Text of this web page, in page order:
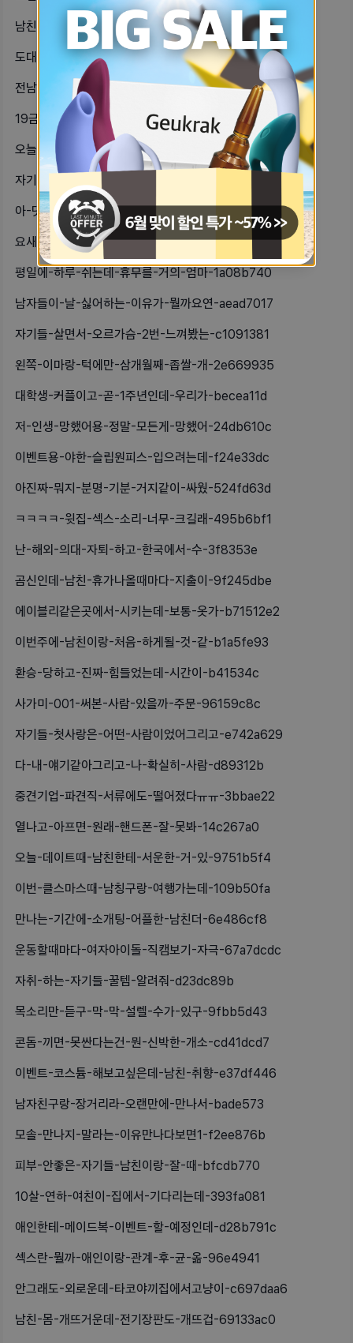
남친-갸웃김-내가-방금-뜬금없이-자기-fad7fc63
도대체-이런-치마에는-뭘-입어야한단-9b0264fb
전남친-생각날-때마다-우울해지고-찾아-91bba5b6
19금-젠가나-그런-비슷한-카드-게임-1b2fbbb6
오늘-명사-강의-들으러-가는데-잘-다-ba737ded
자기들언제자-af76cebd
아-댓글-리워드-도입된거였구나나는-7-3874b433
요새-몸이-많이-힘든가밥먹고-나면-막-6b2749cc
평일에-하루-쉬는데-휴무를-거의-엄마-1a08b740
남자들이-날-싫어하는-이유가-뭘까요연-aead7017
자기들-살면서-오르가슴-2번-느껴봤는-c1091381
왼쪽-이마랑-턱에만-삼개월째-좁쌀-개-2e669935
대학생-커플이고-곧-1주년인데-우리가-becea11d
저-인생-망했어용-정말-모든게-망했어-24db610c
이벤트용-야한-슬립원피스-입으려는데-f24e33dc
아진짜-뭐지-분명-기분-거지같이-싸웠-524fd63d
ㅋㅋㅋㅋ-윗집-섹스-소리-너무-크길래-495b6bf1
난-해외-의대-자퇴-하고-한국에서-수-3f8353e
곰신인데-남친-휴가나올때마다-지출이-9f245dbe
에이블리같은곳에서-시키는데-보통-옷가-b71512e2
이번주에-남친이랑-처음-하게될-것-같-b1a5fe93
환승-당하고-진짜-힘들었는데-시간이-b41534c
사가미-001-써본-사람-있을까-주문-96159c8c
자기들-첫사랑은-어떤-사람이었어그리고-e742a629
다-내-얘기같아그리고-나-확실히-사람-d89312b
중견기업-파견직-서류에도-떨어졌다ㅠㅠ-3bbae22
열나고-아프면-원래-핸드폰-잘-못봐-14c267a0
오늘-데이트때-남친한테-서운한-거-있-9751b5f4
이번-클스마스때-남칭구랑-여행가는데-109b50fa
만나는-기간에-소개팅-어플한-남친더-6e486cf8
운동할때마다-여자아이돌-직캠보기-자극-67a7dcdc
자취-하는-자기들-꿀템-알려줘-d23dc89b
목소리만-듣구-막-막-설렐-수가-있구-9fbb5d43
콘돔-끼면-못싼다는건-뭔-신박한-개소-cd41dcd7
이벤트-코스튬-해보고싶은데-남친-취향-e37df446
남자친구랑-장거리라-오랜만에-만나서-bade573
모솔-만나지-말라는-이유만나다보면1-f2ee876b
피부-안좋은-자기들-남친이랑-잘-때-bfcdb770
10살-연하-여친이-집에서-기다리는데-393fa081
애인한테-메이드복-이벤트-할-예정인데-d28b791c
섹스란-뭘까-애인이랑-관계-후-균-옮-96e4941
안그래도-외로운데-타코야끼집에서고냥이-c697daa6
남친-몸-개뜨거운데-전기장판도-개뜨겁-69133ac0